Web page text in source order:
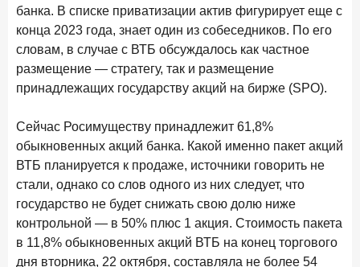
Банки скорректировали доходность вкладов после
снижения ключевой ставки до 14,5%
Цифра дня
Средний срок ипотеки на вторичном рынке
23,3лет
Frank Data. Ипотека Поделиться
24 апреля 2026 года ИССЛЕДОВАНИЕ
Ипотека. Итоги работы крупнейших ипотечных банков
в марте 2026 года
банка. В списке приватизации актив фигурирует еще с
конца 2023 года, знает один из собеседников. По его
словам, в случае с ВТБ обсуждалось как частное
размещение — стратегу, так и размещение
принадлежащих государству акций на бирже (SPO).
Сейчас Росимуществу принадлежит 61,8%
обыкновенных акций банка. Какой именно пакет акций
ВТБ планируется к продаже, источники говорить не
стали, однако со слов одного из них следует, что
государство не будет снижать свою долю ниже
контрольной — в 50% плюс 1 акция. Стоимость пакета
в 11,8% обыкновенных акций ВТБ на конец торгового
дня вторника, 22 октября, составляла не более 54